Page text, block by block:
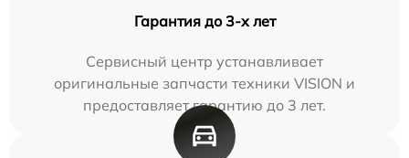
Гарантия до 3-х лет
Сервисный центр устанавливает
оригинальные запчасти техники VISION и
предоставляет гарантию до 3 лет.